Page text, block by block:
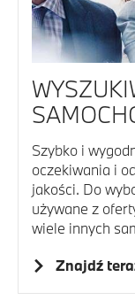
Szybko i
oczekiwania i
jakości. Do
używane z
wiele innych
Znajdź